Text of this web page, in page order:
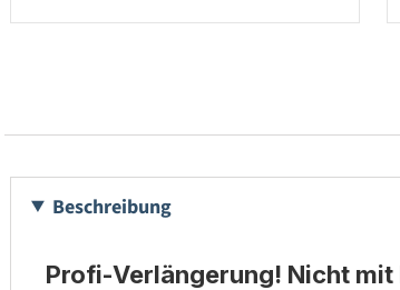
Beschreibung
Profi-Verlängerung! Nicht